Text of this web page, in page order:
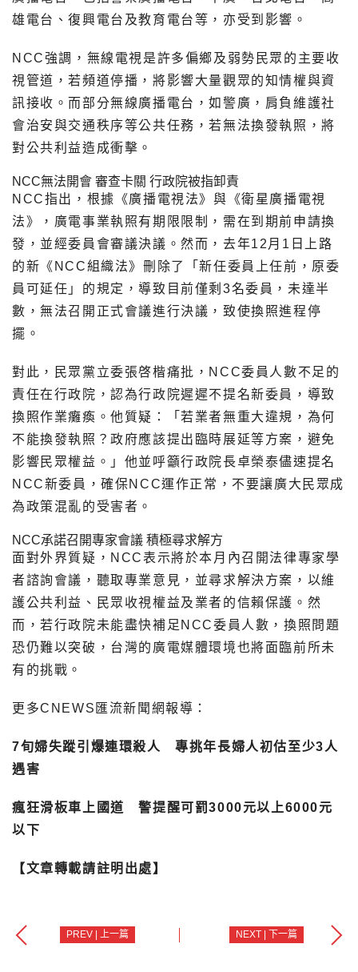
雄電台、復興電台及教育電台等，亦受到影響。
NCC強調，無線電視是許多偏鄉及弱勢民眾的主要收
視管道，若頻道停播，將影響大量觀眾的知情權與資
訊接收。而部分無線廣播電台，如警廣，肩負維護社
會治安與交通秩序等公共任務，若無法換發執照，將
對公共利益造成衝擊。
NCC無法開會 審查卡關 行政院被指卸責
NCC指出，根據《廣播電視法》與《衛星廣播電視
法》，廣電事業執照有期限限制，需在到期前申請換
發，並經委員會審議決議。然而，去年12月1日上路
的新《NCC組織法》刪除了「新任委員上任前，原委
員可延任」的規定，導致目前僅剩3名委員，未達半
數，無法召開正式會議進行決議，致使換照進程停
擺。
對此，民眾黨立委張啓楷痛批，NCC委員人數不足的
責任在行政院，認為行政院遲遲不提名新委員，導致
換照作業癱瘓。他質疑：「若業者無重大違規，為何
不能換發執照？政府應該提出臨時展延等方案，避免
影響民眾權益。」他並呼籲行政院長卓榮泰儘速提名
NCC新委員，確保NCC運作正常，不要讓廣大民眾成
為政策混亂的受害者。
NCC承諾召開專家會議 積極尋求解方
面對外界質疑，NCC表示將於本月內召開法律專家學
者諮詢會議，聽取專業意見，並尋求解決方案，以維
護公共利益、民眾收視權益及業者的信賴保護。然
而，若行政院未能盡快補足NCC委員人數，換照問題
恐仍難以突破，台灣的廣電媒體環境也將面臨前所未
有的挑戰。
更多CNEWS匯流新聞網報導：
7旬婦失蹤引爆連環殺人 專挑年長婦人初估至少3人
遇害
瘋狂滑板車上國道 警提醒可罰3000元以上6000元
以下
【文章轉載請註明出處】
PREV | 上一篇 NEXT | 下一篇